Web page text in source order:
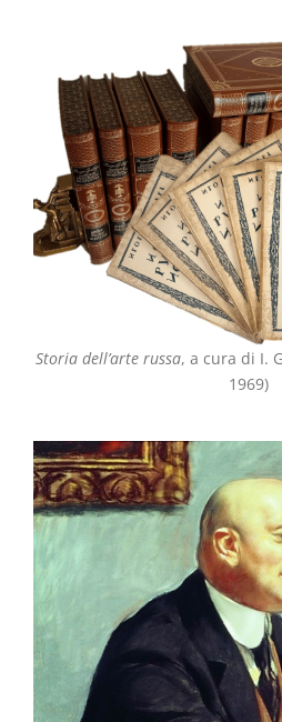
Storia dell’arte russa, a cura di I.
1969)